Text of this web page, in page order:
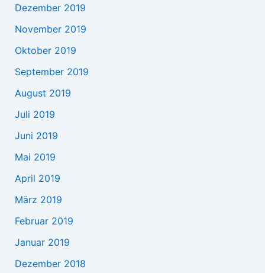
Dezember 2019
November 2019
Oktober 2019
September 2019
August 2019
Juli 2019
Juni 2019
Mai 2019
April 2019
März 2019
Februar 2019
Januar 2019
Dezember 2018